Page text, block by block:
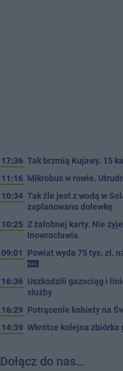
17:36 Tak brzmią Kujawy. 15
11:16 Mikrobus w rowie.
10:34 Tak źle jest z wodą w
zaplanowano dolewkę
10:25 Z żałobnej karty. Nie
Inowrocławia
09:01
Powiat wyda 75 tys. zł.
NAS
16:36 Uszkodzili gazociąg i
służby
16:29 Potrącenie kobiety na
14:39 Wkrótce kolejna zbiórka
Dołącz do nas…